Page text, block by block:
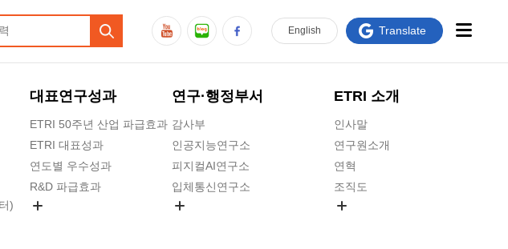
)
대표연구성과
ETRI 50주년 산업 파급효과
ETRI 대표성과
연도별 우수성과
R&D 파급효과
연구·행정부서
감사부
인공지능연구소
피지컬AI연구소
입체통신연구소
ETRI 소개
인사말
연구원소개
연혁
조직도
English Translate